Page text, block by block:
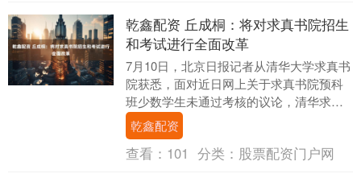
乾鑫配资 丘成桐：将对求真书院招生
和考试进行全面改革
7月10日，北京日报记者从清华大学求真书
院获悉，面对近日网上关于求真书院预科
班少数学生未通过考核的议论，清华求真
书院院长丘成桐表示，将进一步改革招生
方式，希望学....
乾鑫配资
查看： 101 分类： 股票配资门户网